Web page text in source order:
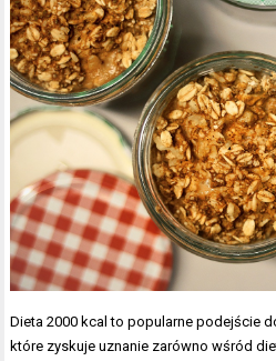
Dieta 2000 kcal to popularne podejście
które zyskuje uznanie zarówno wśród